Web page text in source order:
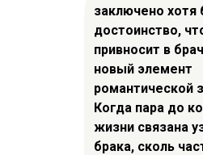
заключено хотя
достоинство,
привносит в
новый элемент
романтической
Когда пара до
жизни связана
брака, сколь